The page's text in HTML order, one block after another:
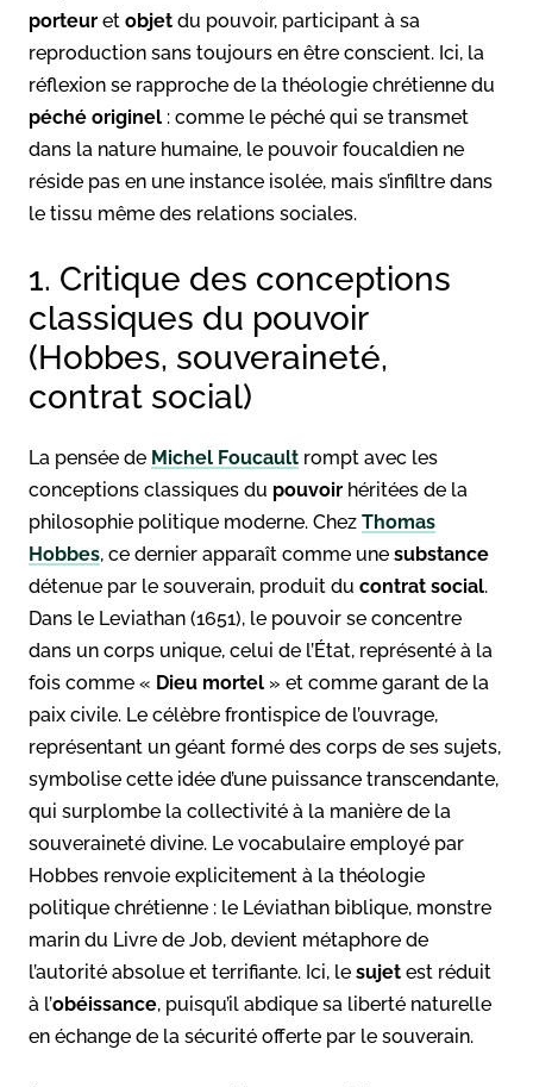
porteur et objet du pouvoir, participant à sa
reproduction sans toujours en être conscient. Ici, la
réflexion se rapproche de la théologie chrétienne du
péché originel : comme le péché qui se transmet
dans la nature humaine, le pouvoir foucaldien ne
réside pas en une instance isolée, mais s’infiltre dans
le tissu même des relations sociales.
1. Critique des conceptions
classiques du pouvoir
(Hobbes, souveraineté,
contrat social)
La pensée de Michel Foucault rompt avec les
conceptions classiques du pouvoir héritées de la
philosophie politique moderne. Chez Thomas
Hobbes, ce dernier apparaît comme une substance
détenue par le souverain, produit du contrat social.
Dans le Leviathan (1651), le pouvoir se concentre
dans un corps unique, celui de l’État, représenté à la
fois comme « Dieu mortel » et comme garant de la
paix civile. Le célèbre frontispice de l’ouvrage,
représentant un géant formé des corps de ses sujets,
symbolise cette idée d’une puissance transcendante,
qui surplombe la collectivité à la manière de la
souveraineté divine. Le vocabulaire employé par
Hobbes renvoie explicitement à la théologie
politique chrétienne : le Léviathan biblique, monstre
marin du Livre de Job, devient métaphore de
l’autorité absolue et terrifiante. Ici, le sujet est réduit
à l’obéissance, puisqu’il abdique sa liberté naturelle
en échange de la sécurité offerte par le souverain.